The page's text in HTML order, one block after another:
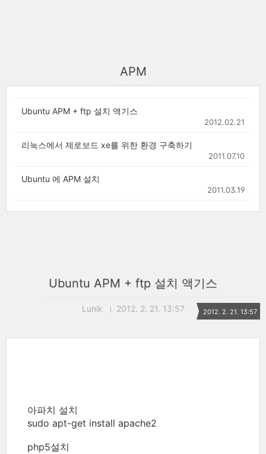
APM
Ubuntu APM + ftp 설치 액기스
2012.02.21
리눅스에서 제로보드 xe를 위한 환경 구축하기
2011.07.10
Ubuntu 에 APM 설치
2011.03.19
Ubuntu APM + ftp 설치 액기스
Lunik 2012. 2. 21. 13:57 2012. 2. 21. 13:57
아파치 설치
sudo apt-get install apache2
php5설치